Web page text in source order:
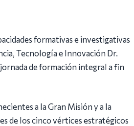
formativas e investigativas
Tecnología e Innovación Dr.
de formación integral a fin
a la Gran Misión y a la
de los cinco vértices estratégicos